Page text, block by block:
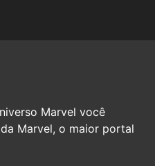
Marvel você
Marvel, o maior portal